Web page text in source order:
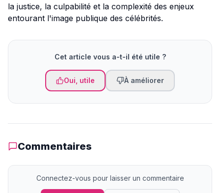
la justice, la culpabilité et la complexité des enjeux
entourant l'image publique des célébrités.
Cet article vous a-t-il été utile ?
Oui, utile À améliorer
Commentaires
Connectez-vous pour laisser un commentaire